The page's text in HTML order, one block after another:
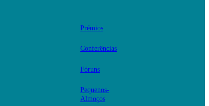
Prémios
Conferências
Fóruns
Pequenos-
Almoços